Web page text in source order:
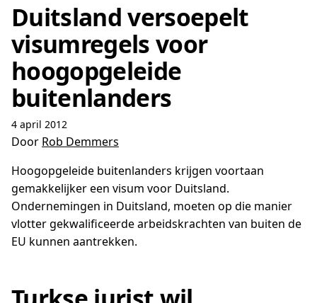
Duitsland versoepelt
visumregels voor
hoogopgeleide
buitenlanders
4 april 2012
Door Rob Demmers
Hoogopgeleide buitenlanders krijgen voortaan
gemakkelijker een visum voor Duitsland.
Ondernemingen in Duitsland, moeten op die manier
vlotter gekwalificeerde arbeidskrachten van buiten de
EU kunnen aantrekken.